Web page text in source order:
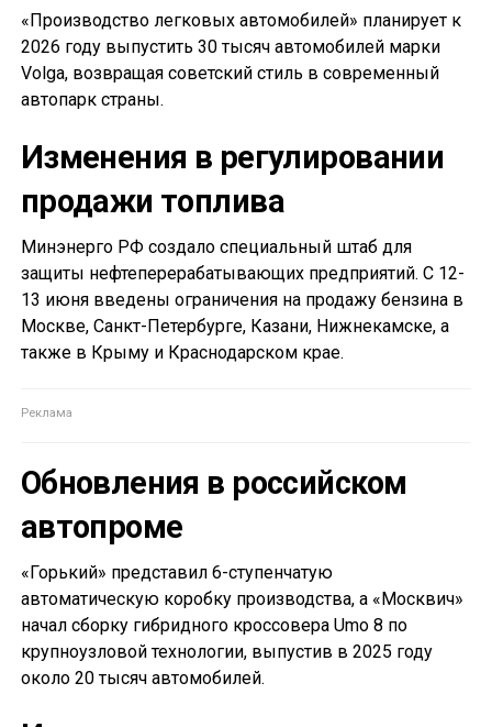
«Производство легковых автомобилей» планирует к
2026 году выпустить 30 тысяч автомобилей марки
Volga, возвращая советский стиль в современный
автопарк страны.
Изменения в регулировании
продажи топлива
Минэнерго РФ создало специальный штаб для
защиты нефтеперерабатывающих предприятий. С 12-
13 июня введены ограничения на продажу бензина в
Москве, Санкт-Петербурге, Казани, Нижнекамске, а
также в Крыму и Краснодарском крае.
Обновления в российском
автопроме
«Горький» представил 6-ступенчатую
автоматическую коробку производства, а «Москвич»
начал сборку гибридного кроссовера Umo 8 по
крупноузловой технологии, выпустив в 2025 году
около 20 тысяч автомобилей.